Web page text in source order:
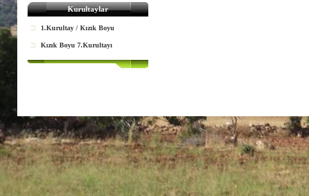
Kurultaylar
1.Kurultay / Kızık Boyu
Kızık Boyu 7.Kurultayı